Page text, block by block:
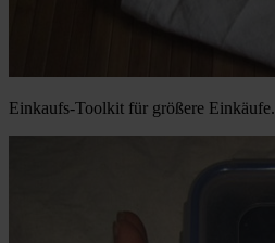
Einkaufs-Toolkit für größere Einkäufe.